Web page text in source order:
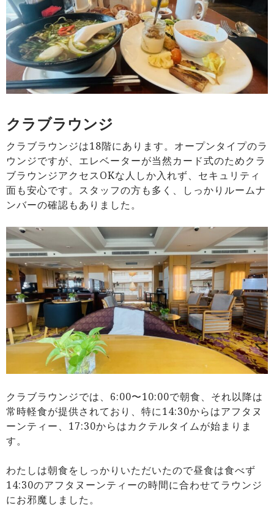
クラブラウンジ
クラブラウンジは18階にあります。オープンタイプのラ
ウンジですが、エレベーターが当然カード式のためクラ
ブラウンジアクセスOKな人しか入れず、セキュリティ
面も安心です。スタッフの方も多く、しっかりルームナ
ンバーの確認もありました。
クラブラウンジでは、6:00〜10:00で朝食、それ以降は
常時軽食が提供されており、特に14:30からはアフタヌ
ーンティー、17:30からはカクテルタイムが始まりま
す。
わたしは朝食をしっかりいただいたので昼食は食べず
14:30のアフタヌーンティーの時間に合わせてラウンジ
にお邪魔しました。